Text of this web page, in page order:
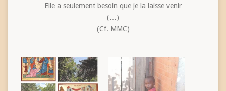
Elle a seulement besoin que je la laisse venir
(…)
(Cf. MMC)